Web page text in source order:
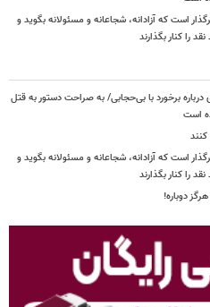
است که آزادانه، شجاعانه و مسئولانه بگوید و
را کنار بگذارند
برخورد با بی‌حجابی/ به صراحت دستور به قتل
است
است که آزادانه، شجاعانه و مسئولانه بگوید و
را کنار بگذارند
دوباره!